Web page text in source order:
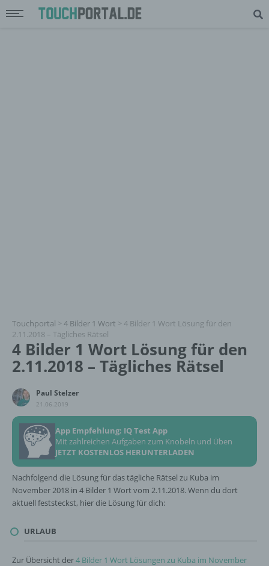
Touchportal > 4 Bilder 1 Wort > 4 Bilder 1 Wort Lösung für den
2.11.2018 – Tägliches Rätsel
4 Bilder 1 Wort Lösung für den
2.11.2018 – Tägliches Rätsel
Paul Stelzer
21.06.2019
App Empfehlung: IQ Test App
Mit zahlreichen Aufgaben zum Knobeln und Üben
JETZT KOSTENLOS HERUNTERLADEN
Nachfolgend die Lösung für das tägliche Rätsel zu Kuba im
November 2018 in 4 Bilder 1 Wort vom 2.11.2018. Wenn du dort
aktuell feststeckst, hier die Lösung für dich:
URLAUB
Zur Übersicht der4 Bilder 1 Wort Lösungen zu Kuba im November